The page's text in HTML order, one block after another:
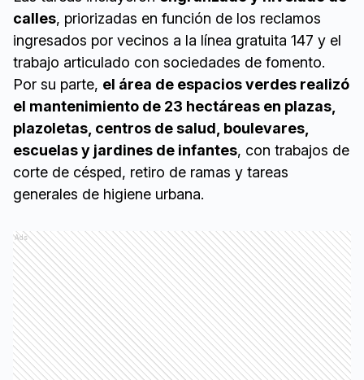
calles, priorizadas en función de los reclamos
ingresados por vecinos a la línea gratuita 147 y el
trabajo articulado con sociedades de fomento.
Por su parte, el área de espacios verdes realizó
el mantenimiento de 23 hectáreas en plazas,
plazoletas, centros de salud, boulevares,
escuelas y jardines de infantes, con trabajos de
corte de césped, retiro de ramas y tareas
generales de higiene urbana.
Ads